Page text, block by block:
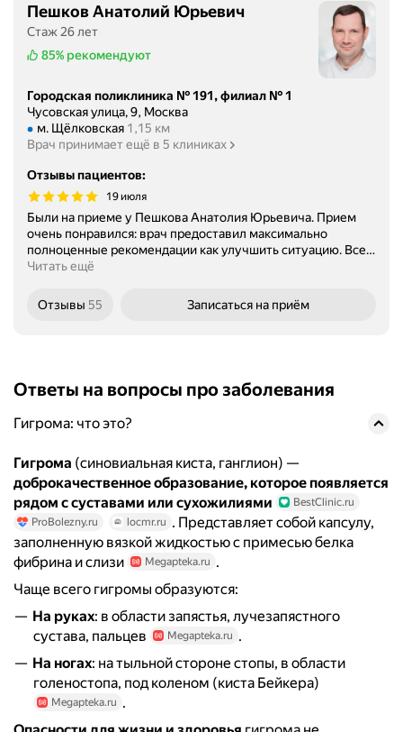
Пешков Анатолий Юрьевич
Стаж 26 лет
85% рекомендуют
Городская поликлиника № 191, филиал № 1
Чусовская улица, 9, Москва
Метро м. Щёлковская Расстояние 1,15 км
м. Щёлковская 1,15 км
Врач принимает ещё в 5 клиниках
Отзывы пациентов:
19 июля
Были на приеме у Пешкова Анатолия Юрьевича. Прием
очень понравился: врач предоставил максимально
полноценные рекомендации как улучшить ситуацию. Все…
Читать ещё
Отзывы 55 Записаться на приём
Ответы на вопросы про заболевания
Гигрома: что это?
Гигрома (синовиальная киста, ганглион) —
доброкачественное образование, которое появляется
рядом с суставами или сухожилиями
BestClinic.ru
ProBolezny.ru
locmr.ru . Представляет собой капсулу,
заполненную вязкой жидкостью с примесью белка
фибрина и слизи
Megapteka.ru .
Чаще всего гигромы образуются:
На руках: в области запястья, лучезапястного
сустава, пальцев
Megapteka.ru .
На ногах: на тыльной стороне стопы, в области
голеностопа, под коленом (киста Бейкера)
Megapteka.ru .